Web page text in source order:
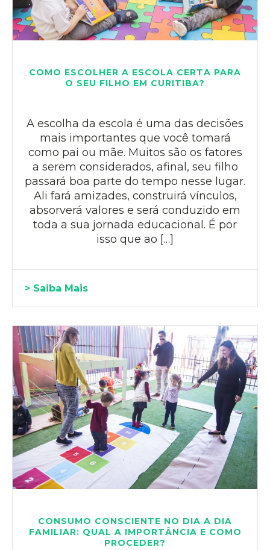
COMO ESCOLHER A ESCOLA CERTA PARA
O SEU FILHO EM CURITIBA?
A escolha da escola é uma das decisões
mais importantes que você tomará
como pai ou mãe. Muitos são os fatores
a serem considerados, afinal, seu filho
passará boa parte do tempo nesse lugar.
Ali fará amizades, construirá vínculos,
absorverá valores e será conduzido em
toda a sua jornada educacional. É por
isso que ao […]
> Saiba Mais
CONSUMO CONSCIENTE NO DIA A DIA
FAMILIAR: QUAL A IMPORTÂNCIA E COMO
PROCEDER?